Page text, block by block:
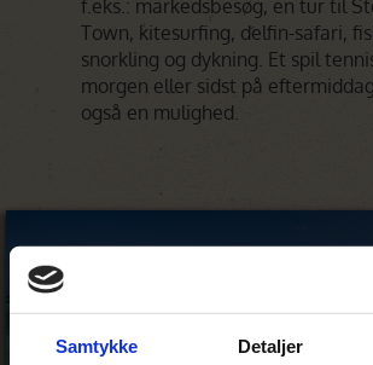
Samtykke Detaljer
f.eks.: markedsbesøg, en tur til
Town, kitesurfing, delfin-safari,
snorkling og dykning. Et spil
morgen eller sidst på
også en mulighed.